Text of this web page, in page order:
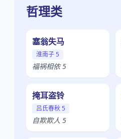
哲理类
塞翁失马
淮南子 5
福祸相依 5
掩耳盗铃
吕氏春秋 5
自欺欺人 5